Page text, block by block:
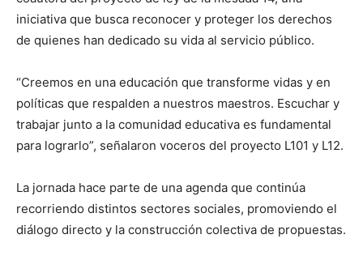
iniciativa que busca reconocer y proteger los derechos
de quienes han dedicado su vida al servicio público.
“Creemos en una educación que transforme vidas y en
políticas que respalden a nuestros maestros. Escuchar y
trabajar junto a la comunidad educativa es fundamental
para lograrlo”, señalaron voceros del proyecto L101 y L12.
La jornada hace parte de una agenda que continúa
recorriendo distintos sectores sociales, promoviendo el
diálogo directo y la construcción colectiva de propuestas.